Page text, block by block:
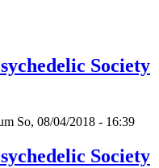
Society
So, 08/04/2018 - 16:39
Society